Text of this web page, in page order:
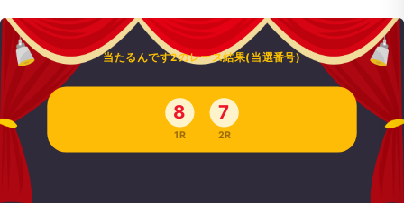
当たるんです2のレース結果(当選番号)
8
1R
7
2R